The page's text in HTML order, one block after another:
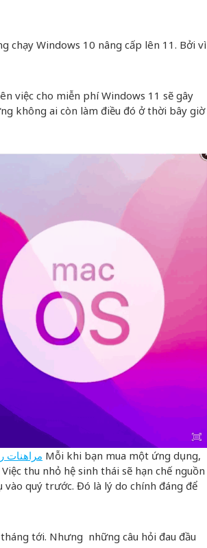
chạy Windows 10 nâng cấp lên 11. Bởi vì
việc cho miễn phí Windows 11 sẽ gây
không ai còn làm điều đó ở thời bây giờ
مراهنات Mỗi khi bạn mua một ứng dụng,
thu nhỏ hệ sinh thái sẽ hạn chế nguồn
quý trước. Đó là lý do chính đáng để
tới. Nhưng những câu hỏi đau đầu